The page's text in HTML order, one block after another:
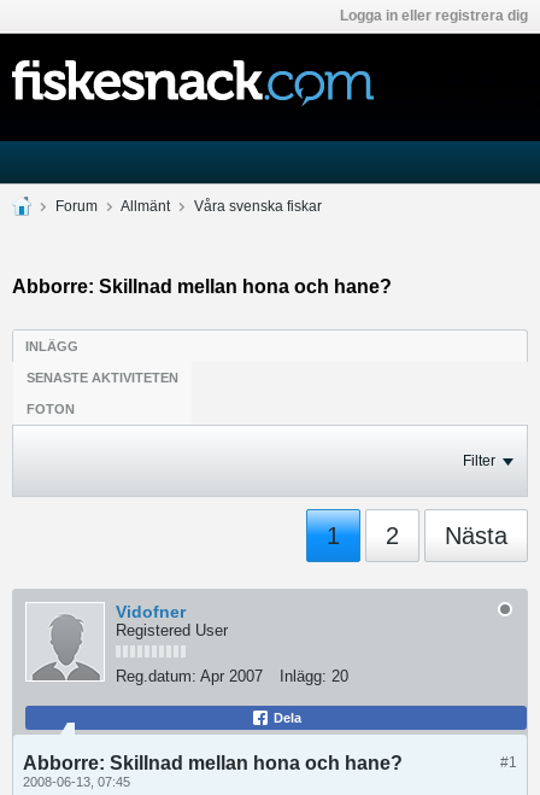
Logga in eller registrera dig
Forum Allmänt Våra svenska fiskar
Abborre: Skillnad mellan hona och hane?
INLÄGG
SENASTE AKTIVITETEN
FOTON
Filter
1 2 Nästa
Vidofner
Registered User
Reg.datum: Apr 2007 Inlägg: 20
Dela
#1
Abborre: Skillnad mellan hona och hane?
2008-06-13, 07:45